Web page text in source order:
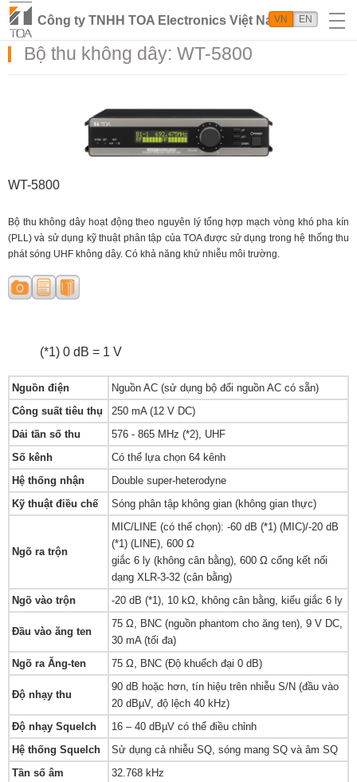
Công ty TNHH TOA Electronics Việt Nam
VN EN
Bộ thu không dây: WT-5800
WT-5800
Bộ thu không dây hoạt động theo nguyên lý tổng hợp mạch vòng khó pha kín
(PLL) và sử dụng kỹ thuật phân tập của TOA được sử dụng trong hệ thống thu
phát sóng UHF không dây. Có khả năng khử nhiễu môi trường.
(*1) 0 dB = 1 V
Nguồn điện
Nguồn AC (sử dụng bộ đổi nguồn AC có sẵn)
Công suất tiêu thụ
250 mA (12 V DC)
Dải tần số thu
576 - 865 MHz (*2), UHF
Số kênh
Có thể lựa chọn 64 kênh
Hệ thống nhận
Double super-heterodyne
Kỹ thuật điều chế
Sóng phân tập không gian (không gian thực)
Ngõ ra trộn
MIC/LINE (có thể chọn): -60 dB (*1) (MIC)/-20 dB
(*1) (LINE), 600 Ω
giắc 6 ly (không cân bằng), 600 Ω cổng kết nối
dạng XLR-3-32 (cân bằng)
Ngõ vào trộn
-20 dB (*1), 10 kΩ, không cân bằng, kiểu giắc 6 ly
Đầu vào ăng ten
75 Ω, BNC (nguồn phantom cho ăng ten), 9 V DC,
30 mA (tối đa)
Ngõ ra Ăng-ten
75 Ω, BNC (Độ khuếch đại 0 dB)
Độ nhạy thu
90 dB hoặc hơn, tín hiệu trên nhiễu S/N (đầu vào
20 dBµV, độ lệch 40 kHz)
Độ nhạy Squelch
16 – 40 dBµV có thể điều chỉnh
Hệ thống Squelch
Sử dụng cả nhiễu SQ, sóng mang SQ và âm SQ
Tần số âm
32.768 kHz